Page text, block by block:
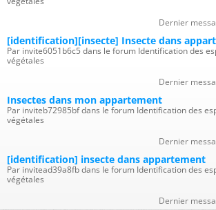
Dernier
[identification][insecte] Insecte dans
Par invite6051b6c5 dans le forum Identification des
végétales
Dernier
Insectes dans mon appartement
Par inviteb72985bf dans le forum Identification des
végétales
Dernier
[identification] insecte dans appartement
Par invitead39a8fb dans le forum Identification des
végétales
Dernier